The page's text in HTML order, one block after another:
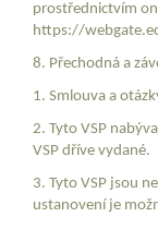
prostřednictvím
https://
8. Přechodná a
1. Smlouva a
2. Tyto VSP
VSP dříve vydané.
3. Tyto VSP jsou
ustanovení je